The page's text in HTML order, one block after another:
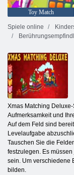
Toy Match
Spiele online
Xmas Matching
Aufmerksamkeit und
Auf dem Feld sind
Levelaufgabe
Tauschen Sie die
festzulegen. Es
sein. Um verschiedene
bilden.